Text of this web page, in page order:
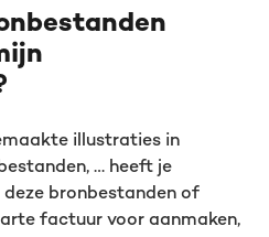
illustraties in
… heeft je
bronbestanden of
factuur voor aanmaken,